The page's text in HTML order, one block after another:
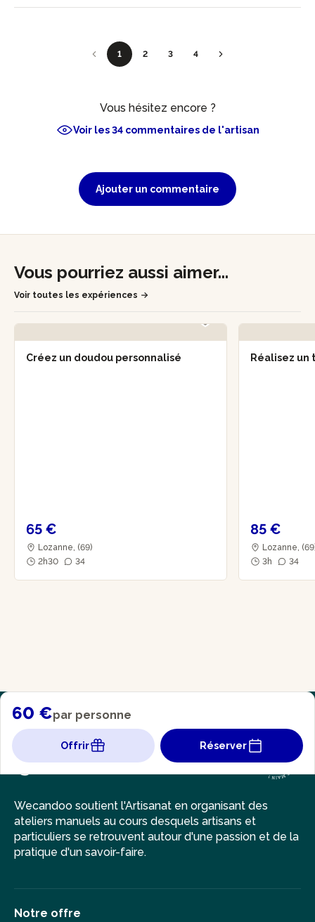
1 2 3 4
Vous hésitez encore ?
Voir les 34 commentaires de l'artisan
Ajouter un commentaire
Vous pourriez aussi aimer...
Voir toutes les expériences
Créez un doudou personnalisé
65 €
Lozanne, (69)
2h30
34
Réalisez
85 €
Lozanne,
3h
34
60 €par personne
Offrir Réserver
Wecandoo soutient l'Artisanat en organisant des
ateliers manuels au cours desquels artisans et
particuliers se retrouvent autour d'une passion et de la
pratique d'un savoir-faire.
Notre offre